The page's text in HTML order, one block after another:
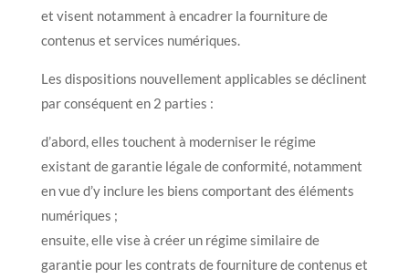
et visent notamment à encadrer la fourniture de
contenus et services numériques.
Les dispositions nouvellement applicables se déclinent
par conséquent en 2 parties :
d’abord, elles touchent à moderniser le régime
existant de garantie légale de conformité, notamment
en vue d’y inclure les biens comportant des éléments
numériques ;
ensuite, elle vise à créer un régime similaire de
garantie pour les contrats de fourniture de contenus et